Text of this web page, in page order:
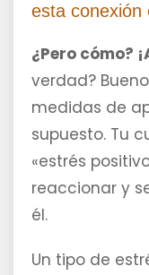
esta conexión
¿Pero cómo?
verdad?
medidas de
supuesto. Tu
«estrés
reaccionar y
él.
Un tipo de